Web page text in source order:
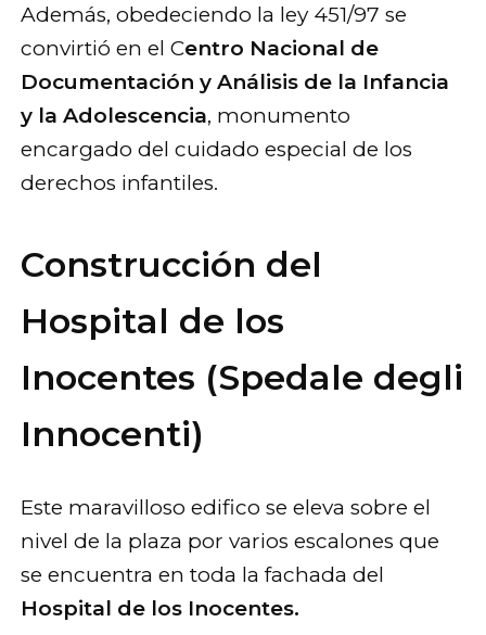
Además, obedeciendo la ley 451/97 se
convirtió en el Centro Nacional de
Documentación y Análisis de la Infancia
y la Adolescencia, monumento
encargado del cuidado especial de los
derechos infantiles.
Construcción del
Hospital de los
Inocentes (Spedale degli
Innocenti)
Este maravilloso edifico se eleva sobre el
nivel de la plaza por varios escalones que
se encuentra en toda la fachada del
Hospital de los Inocentes.